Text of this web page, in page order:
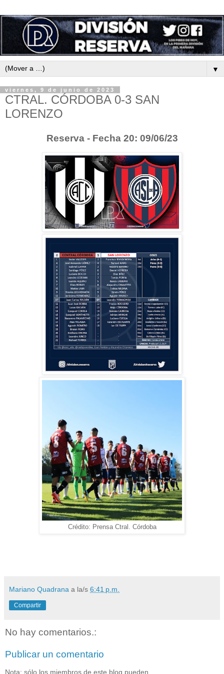
▼
viernes, 9 de junio de 2023
CTRAL. CÓRDOBA 0-3 SAN
LORENZO
Reserva - Fecha 20: 09/06/23
Crédito: Prensa Ctral. Córdoba
Mariano Quadrana a la/s 6:41 p.m.
Compartir
No hay comentarios.:
Publicar un comentario
Nota: sólo los miembros de este blog pueden